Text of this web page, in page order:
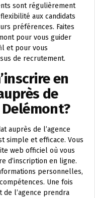
sont régulièrement
aux candidats
préférences. Faites
pour vous guider
et pour vous
de recrutement.
en
de
auprès de l’agence
simple et efficace. Vous
web officiel où vous
d’inscription en ligne.
personnelles,
Une fois
l’agence prendra